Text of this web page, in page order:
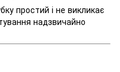
простий і не викликає
надзвичайно